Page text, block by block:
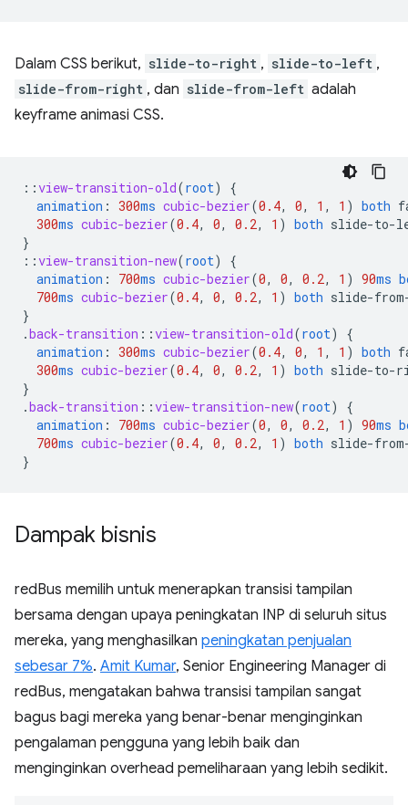
Dalam CSS berikut, slide-to-right , slide-to-left ,
slide-from-right , dan slide-from-left adalah
keyframe animasi CSS.
::view-transition-old(root)
{
animation : 300ms cubic-bezier(0.4, 0, 1 , 1 ) both
300ms cubic-bezier(0.4, 0, 0.2, 1 ) both slide-to-
}
::view-transition-new(root)
{
animation : 700ms cubic-bezier(0, 0, 0.2, 1 ) 90ms
700ms cubic-bezier(0.4, 0, 0.2, 1 ) both slide-
}
.back-transition ::view-transition-old(root)
{
animation : 300ms cubic-bezier(0.4, 0, 1 , 1 ) both
300ms cubic-bezier(0.4, 0, 0.2, 1 ) both slide-to-
}
.back-transition ::view-transition-new(root)
{
animation : 700ms cubic-bezier(0, 0, 0.2, 1 ) 90ms
700ms cubic-bezier(0.4, 0, 0.2, 1 ) both slide-
}
Dampak bisnis
redBus memilih untuk menerapkan transisi tampilan
bersama dengan upaya peningkatan INP di seluruh situs
mereka, yang menghasilkan peningkatan penjualan
sebesar 7%. Amit Kumar, Senior Engineering Manager di
redBus, mengatakan bahwa transisi tampilan sangat
bagus bagi mereka yang benar-benar menginginkan
pengalaman pengguna yang lebih baik dan
menginginkan overhead pemeliharaan yang lebih sedikit.